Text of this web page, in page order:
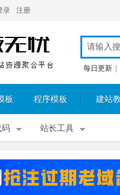
录 注册
每日更新
板 程序模板 建站
码 站长工具